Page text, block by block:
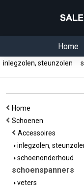
Home
inlegzolen, steunzolen
Home
Schoenen
Accessoires
inlegzolen,
schoenonderhoud
schoenspanners
veters